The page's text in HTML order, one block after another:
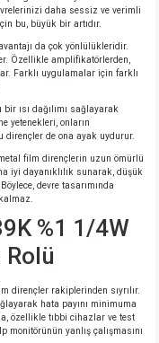
daha sessiz ve verimli
bu, büyük bir artıdır.
da çok yönlülükleridir.
Özellikle amplifikatörlerden,
Farklı uygulamalar için farklı
ısı dağılımı sağlayarak
yetenekleri, onların
dirençler de ona ayak uydurur.
film dirençlerin uzun ömürlü
iyi dayanıklılık sunarak, düşük
devre tasarımında
%1 1/4W
dirençler rakiplerinden sıyrılır.
hata payını minimuma
özellikle tıbbi cihazlar ve test
yanlış çalışmasını